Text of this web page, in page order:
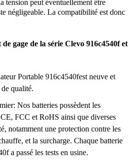
tension peut éventuellement être
négligeable. La compatibilité est donc
gage de la série Clevo 916c4540f et
Portable 916c4540fest neuve et
qualité.
Nos batteries possèdent les
FCC et RoHS ainsi que diverses
notamment une protection contre les
et la surcharge. Chaque batterie
a passé les tests en usine.